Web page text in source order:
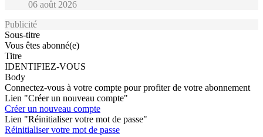
06 août 2026
Publicité
Sous-titre
Vous êtes abonné(e)
Titre
IDENTIFIEZ-VOUS
Body
Connectez-vous à votre compte pour profiter de votre abonnement
Lien "Créer un nouveau compte"
Créer un nouveau compte
Lien "Réinitialiser votre mot de passe"
Réinitialiser votre mot de passe